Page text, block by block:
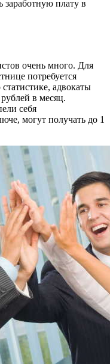
заработную плату в
очень много. Для
потребуется
адвокаты
в месяц.
себя
могут получать до 1